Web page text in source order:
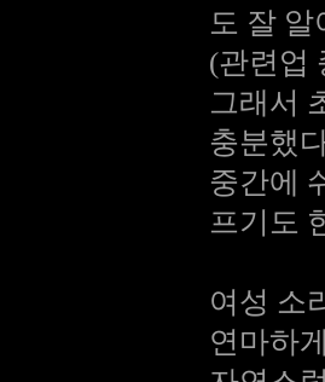
도 잘
(관련업
그래서
충분했
중간에
프기도
여성 소
연마하